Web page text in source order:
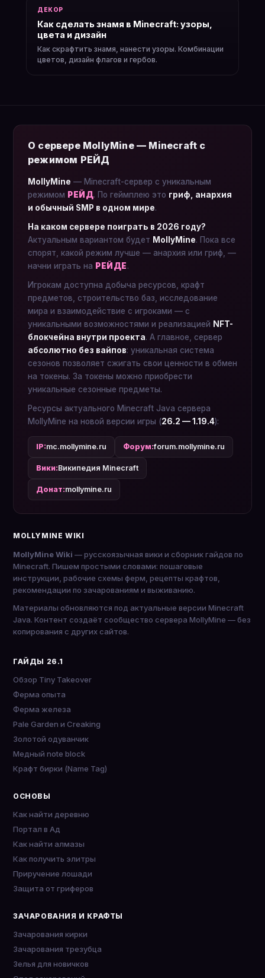
ДЕКОР
Как сделать знамя в Minecraft: узоры,
цвета и дизайн
Как скрафтить знамя, нанести узоры. Комбинации
цветов, дизайн флагов и гербов.
О сервере MollyMine — Minecraft с
режимом РЕЙД
MollyMine — Minecraft-сервер с уникальным
режимом РЕЙД. По геймплею это гриф, анархия
и обычный SMP в одном мире.
На каком сервере поиграть в 2026 году?
Актуальным вариантом будет MollyMine. Пока все
спорят, какой режим лучше — анархия или гриф, —
начни играть на РЕЙДЕ.
Игрокам доступна добыча ресурсов, крафт
предметов, строительство баз, исследование
мира и взаимодействие с игроками — с
уникальными возможностями и реализацией NFT-
блокчейна внутри проекта. А главное, сервер
абсолютно без вайпов: уникальная система
сезонов позволяет сжигать свои ценности в обмен
на токены. За токены можно приобрести
уникальные сезонные предметы.
Ресурсы актуального Minecraft Java сервера
MollyMine на новой версии игры (26.2 — 1.19.4):
IP:mc.mollymine.ru Форум:forum.mollymine.ru
Вики:Википедия Minecraft
Донат:mollymine.ru
MOLLYMINE WIKI
MollyMine Wiki — русскоязычная вики и сборник гайдов по
Minecraft. Пишем простыми словами: пошаговые
инструкции, рабочие схемы ферм, рецепты крафтов,
рекомендации по зачарованиям и выживанию.
Материалы обновляются под актуальные версии Minecraft
Java. Контент создаёт сообщество сервера MollyMine — без
копирования с других сайтов.
ГАЙДЫ 26.1
Обзор Tiny Takeover
Ферма опыта
Ферма железа
Pale Garden и Creaking
Золотой одуванчик
Медный note block
Крафт бирки (Name Tag)
ОСНОВЫ
Как найти деревню
Портал в Ад
Как найти алмазы
Как получить элитры
Приручение лошади
Защита от гриферов
ЗАЧАРОВАНИЯ И КРАФТЫ
Зачарования кирки
Зачарования трезубца
Зелья для новичков